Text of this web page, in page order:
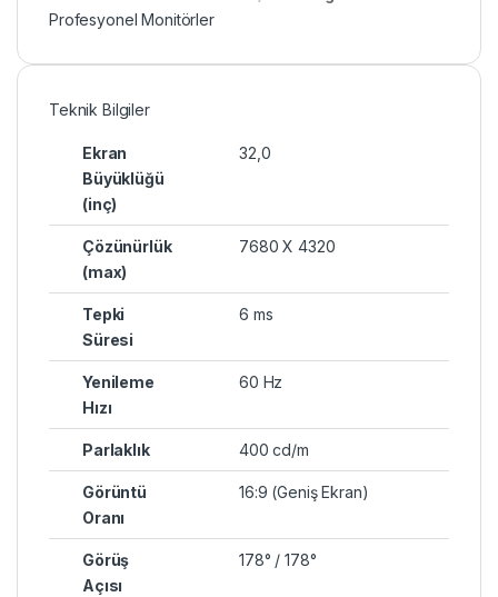
Profesyonel Monitörler
Teknik Bilgiler
Ekran
Büyüklüğü
(inç)
32,0
Çözünürlük
(max)
7680 X 4320
Tepki
Süresi
6 ms
Yenileme
Hızı
60 Hz
Parlaklık 400 cd/m
Görüntü
Oranı
16:9 (Geniş Ekran)
Görüş
Açısı
178° / 178°